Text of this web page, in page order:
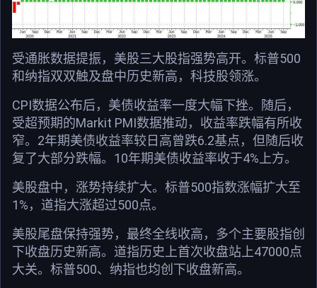
受通胀数据提振，美股三大股指强势高开。标普500
和纳指双双触及盘中历史新高，科技股领涨。
CPI数据公布后，美债收益率一度大幅下挫。随后，
受超预期的Markit PMI数据推动，收益率跌幅有所收
窄。2年期美债收益率较日高曾跌6.2基点，但随后收
复了大部分跌幅。10年期美债收益率收于4%上方。
美股盘中，涨势持续扩大。标普500指数涨幅扩大至
1%，道指大涨超过500点。
美股尾盘保持强势，最终全线收高，多个主要股指创
下收盘历史新高。道指历史上首次收盘站上47000点
大关。标普500、纳指也均创下收盘新高。